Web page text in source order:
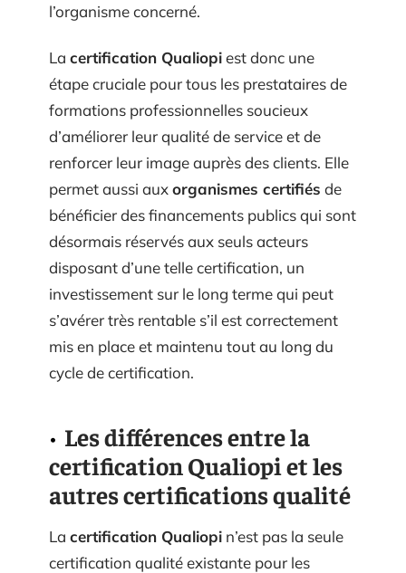
l’organisme concerné.
La certification Qualiopiest donc une
étape cruciale pour tous les prestataires de
formations professionnelles soucieux
d’améliorer leur qualité de service et de
renforcer leur image auprès des clients. Elle
permet aussi auxorganismes certifiés de
bénéficier des financements publics qui sont
désormais réservés aux seuls acteurs
disposant d’une telle certification, un
investissement sur le long terme qui peut
s’avérer très rentable s’il est correctement
mis en place et maintenu tout au long du
cycle de certification.
Les différences entre la
certification Qualiopi et les
autres certifications qualité
La certification Qualiopi n’est pas la seule
certification qualité existante pour les